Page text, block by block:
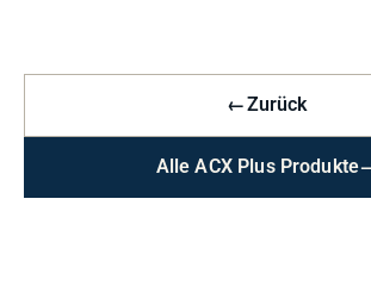
←Zurück
Alle ACX Plus Produkte